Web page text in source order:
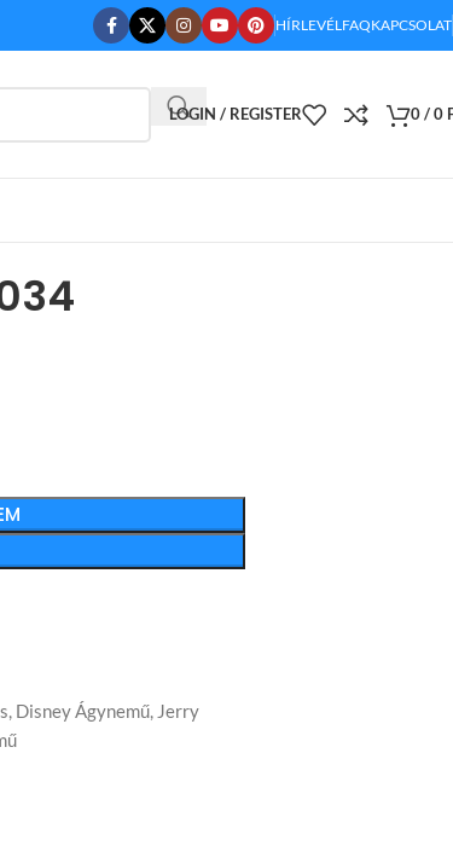
HÍRLEVÉLFAQKAPCSOLAT
LOGIN / REGISTER 0/0
, Disney Ágynemű, Jerry